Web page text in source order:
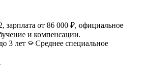
зарплата от 86 000 ₽, официальное
и компенсации.
3 лет
Среднее специальное